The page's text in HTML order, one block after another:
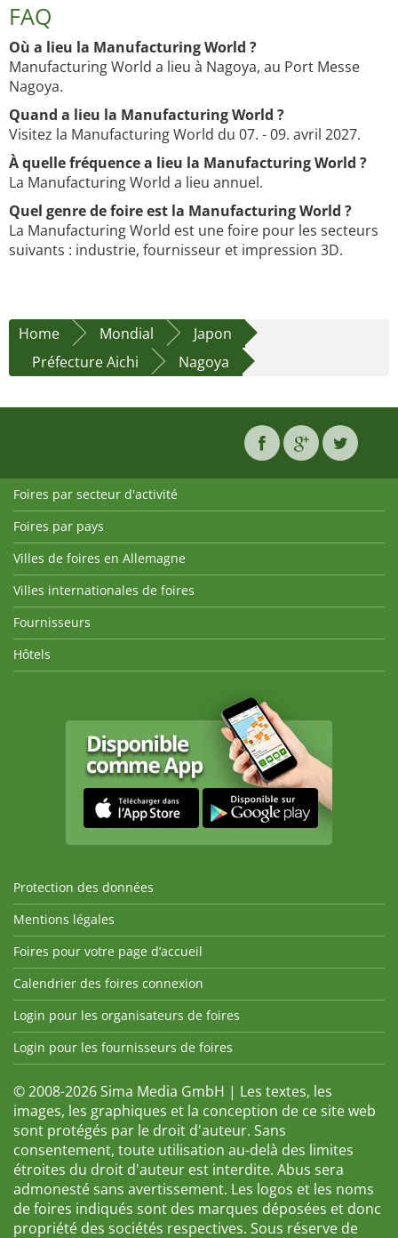
FAQ
Où a lieu la Manufacturing World ?
Manufacturing World a lieu à Nagoya, au Port Messe
Nagoya.
Quand a lieu la Manufacturing World ?
Visitez la Manufacturing World du 07. - 09. avril 2027.
À quelle fréquence a lieu la Manufacturing World ?
La Manufacturing World a lieu annuel.
Quel genre de foire est la Manufacturing World ?
La Manufacturing World est une foire pour les secteurs
suivants : industrie, fournisseur et impression 3D.
Home Mondial
Japon
Préfecture Aichi
Nagoya
Foires par secteur d'activité
Foires par pays
Villes de foires en Allemagne
Villes internationales de foires
Fournisseurs
Hôtels
Protection des données
Mentions légales
Foires pour votre page d’accueil
Calendrier des foires connexion
Login pour les organisateurs de foires
Login pour les fournisseurs de foires
© 2008-2026 Sima Media GmbH | Les textes, les
images, les graphiques et la conception de ce site web
sont protégés par le droit d'auteur. Sans
consentement, toute utilisation au-delà des limites
étroites du droit d'auteur est interdite. Abus sera
admonesté sans avertissement. Les logos et les noms
de foires indiqués sont des marques déposées et donc
propriété des sociétés respectives. Sous réserve de